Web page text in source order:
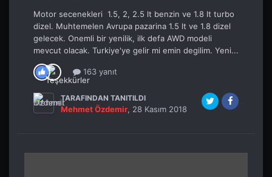
Motor secenekleri 1.5, 2, 2.5 lt benzin ve 1.8 lt turbo
dizel. Muhtemelen Avrupa pazarina 1.5 lt ve 1.8 dizel
gelecek. Onemli bir yenilik, ilk defa AWD modeli
mevcut olacak. Turkiye'ye gelir mi emin degilim. Yeni...
163 yanıt
TARAFINDAN TANITILDI
Mehmet Özdemir, 28 Kasım 2018